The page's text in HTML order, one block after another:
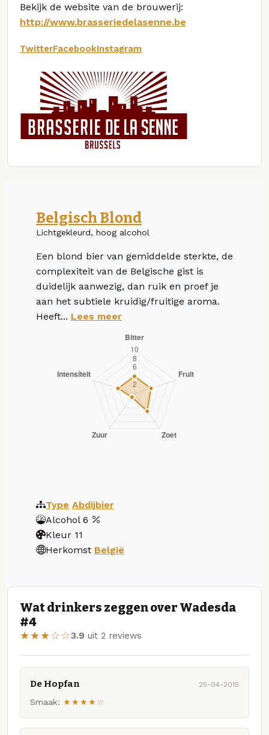
Bekijk de website van de brouwerij:
http://www.brasseriedelasenne.be
TwitterFacebookInstagram
Belgisch Blond
Lichtgekleurd, hoog alcohol
Een blond bier van gemiddelde sterkte, de
complexiteit van de Belgische gist is
duidelijk aanwezig, dan ruik en proef je
aan het subtiele kruidig/fruitige aroma.
Heeft... Lees meer
Type Abdijbier
Alcohol 6
Kleur 11
Herkomst België
Wat drinkers zeggen over Wadesda
#4
★★★☆☆3.9 uit 2 reviews
De Hopfan 25-04-2015
Smaak: ★★★★☆